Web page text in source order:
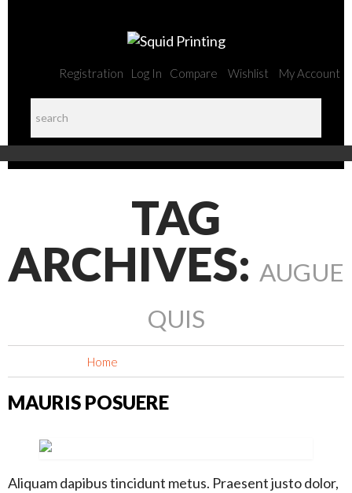
Registration Log In Compare Wishlist My Account
TAG
ARCHIVES: AUGUE
QUIS
Home
MAURIS POSUERE
Aliquam dapibus tincidunt metus. Praesent justo dolor,